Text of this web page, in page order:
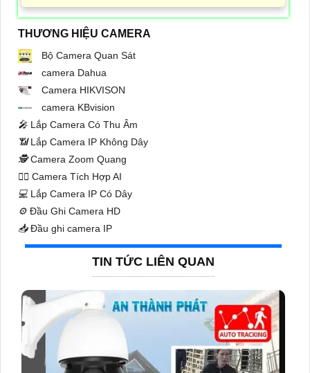
THƯƠNG HIỆU CAMERA
Bộ Camera Quan Sát
camera Dahua
Camera HIKVISON
camera KBvision
️🎤️ Lắp Camera Có Thu Âm
📶Lắp Camera IP Không Dây
🕵️Camera Zoom Quang
🧛‍♀️ Camera Tích Hợp AI
💻 Lắp Camera IP Có Dây
⚙️ Đầu Ghi Camera HD
📥Đầu ghi camera IP
TIN TỨC LIÊN QUAN